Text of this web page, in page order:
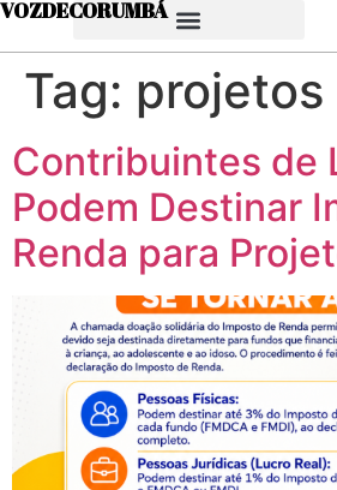
VOZDECORUMBÁ
Tag: projetos
Contribuintes de
Podem Destinar
Renda para